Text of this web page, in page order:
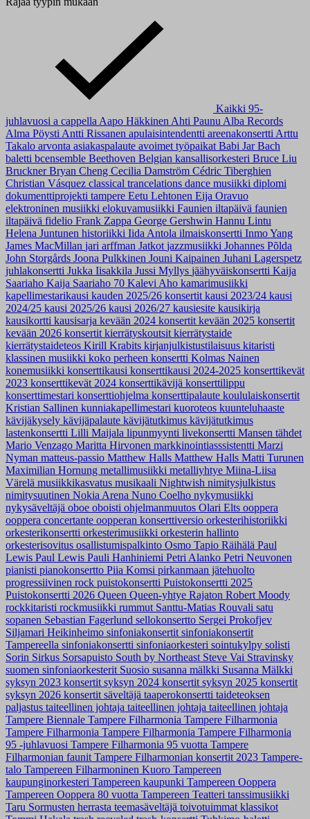
Kaikki 95-
juhlavuosi a cappella Aapo Häkkinen Ahti Paunu Alba Records
Alma Pöysti Antti Rissanen apulaisintendentti areenakonsertti Arttu
Takalo arvonta asiakaspalaute avoimet työpaikat Babi JarBach
baletti bcensemble Beethoven Belgian kansallisorkesteri Bruce Liu
BrucknerBryan Cheng Cecilia Damström Cédric Tiberghien
Christian Vásquez classical trancelations dance musiikki diplomi
dokumenttiprojekti tampere Eetu Lehtonen Eija Oravuo
elektroninen musiikki elokuvamusiikki Faunien iltapäivä faunien
iltapäivä fidelio Frank Zappa George Gershwin Hannu Lintu
Helena Juntunen historiikki Iida Antola ilmaiskonsertti Inmo Yang
James MacMillan jari arffman Jatkot jazzmusiikki Johannes Põlda
John Storgårds Joona Pulkkinen Jouni Kaipainen Juhani Lagerspetz
juhlakonsertti Jukka Iisakkila Jussi Myllys jäähyväiskonsertti Kaija
Saariaho Kaija Saariaho 70 Kalevi Aho kamarimusiikki
kapellimestarikausi kauden 2025/26 konsertit kausi 2023/24 kausi
2024/25 kausi 2025/26 kausi 2026/27 kausiesite kausikirja
kausikortti kausisarja kevään 2024 konsertit kevään 2025 konsertit
kevään 2026 konsertit kierrätyskoutsit kierrätystaide
kierrätystaideteos Kirill Krabits kirjanjulkistustilaisuus kitaristi
klassinen musiikki koko perheen konsertti Kolmas Nainen
konemusiikki konserttikausi konserttikausi 2024-2025 konserttikevät
2023 konserttikevät 2024 konserttikävijä konserttilippu
konserttimestari konserttiohjelma konserttipalaute koululaiskonsertit
Kristian Sallinen kunniakapellimestari kuoroteos kuunteluhaaste
kävijäkysely kävijäpalaute kävijätutkimus kävijätutkimus
lastenkonsertti Lilli Maijala lipunmyynti livekonsertti Mansen tähdet
Mario Venzago Maritta Hirvonen markkinointiasssistentti Marzi
Nyman matteus-passio Matthew Halls Matthew Halls Matti Turunen
Maximilian Hornung metallimusiikki metalliyhtye Miina-Liisa
Värelä musiikkikasvatus musikaali Nightwish nimitysjulkistus
nimitysuutinen Nokia Arena Nuno Coelho nykymusiikki
nykysäveltäjä oboe oboisti ohjelmanmuutos Olari Elts ooppera
ooppera concertante oopperan konserttiversio orkesterihistoriikki
orkesterikonsertti orkesterimusiikki orkesterin hallinto
orkesterisovitus osallistumispalkinto Osmo Tapio Räihälä Paul
Lewis Paul Lewis Pauli Hanhiniemi Petri Alanko Petri Neuvonen
pianisti pianokonsertto Piia Komsi pirkanmaan jätehuolto
progressiivinen rock puistokonsertti Puistokonsertti 2025
Puistokonsertti 2026 Queen Queen-yhtye Rajaton Robert Moody
rockkitaristi rockmusiikki rummut Santtu-Matias Rouvali satu
sopanen Sebastian Fagerlund sellokonsertto Sergei Prokofjev
Siljamari Heikinheimo sinfoniakonsertit sinfoniakonsertit
Tampereella sinfoniakonsertti sinfoniaorkesteri sointukylpy solisti
Sorin Sirkus Sorsapuisto South by Northeast Steve Vai Stravinsky
suomen sinfoniaorkesterit Suosio susanna mälkki Susanna Mälkki
syksyn 2023 konsertit syksyn 2024 konsertit syksyn 2025 konsertit
syksyn 2026 konsertit säveltäjä taaperokonsertti taideteoksen
paljastus taiteellinen johtaja taiteellinen johtaja taiteellinen johtaja
Tampere Biennale Tampere Filharmonia Tampere Filharmonia
Tampere Filharmonia Tampere Filharmonia Tampere Filharmonia
95 -juhlavuosi Tampere Filharmonia 95 vuotta Tampere
Filharmonian faunit Tampere Filharmonian konsertit 2023 Tampere-
talo Tampereen Filharmoninen Kuoro Tampereen
kaupunginorkesteri Tampereen kaupunki Tampereen Ooppera
Tampereen Ooppera 80 vuotta Tampereen Teatteri tanssimusiikki
Taru Sormusten herrasta teemasäveltäjä toivotuimmat klassikot